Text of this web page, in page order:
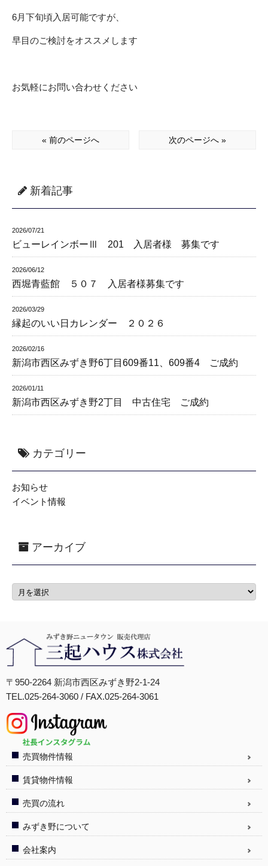
6月下旬頃入居可能ですが、
早目のご検討をオススメします
お気軽にお問い合わせください
« 前のページへ 次のページへ »
新着記事
2026/07/21
ビューレインボーⅢ 201 入居者様 募集です
2026/06/12
西堀青藍館 ５０７ 入居者様募集です
2026/03/29
縁起のいい日カレンダー ２０２６
2026/02/16
新潟市西区みずき野6丁目609番11、609番4 ご成約
2026/01/11
新潟市西区みずき野2丁目 中古住宅 ご成約
カテゴリー
お知らせ
イベント情報
アーカイブ
〒950-2264 新潟市西区みずき野2-1-24
TEL.025-264-3060 / FAX.025-264-3061
売買物件情報
賃貸物件情報
売買の流れ
みずき野について
会社案内